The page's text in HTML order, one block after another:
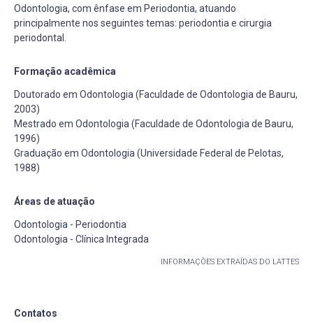
Odontologia, com ênfase em Periodontia, atuando
principalmente nos seguintes temas: periodontia e cirurgia
periodontal.
Formação acadêmica
Doutorado em Odontologia (Faculdade de Odontologia de Bauru,
2003)
Mestrado em Odontologia (Faculdade de Odontologia de Bauru,
1996)
Graduação em Odontologia (Universidade Federal de Pelotas,
1988)
Áreas de atuação
Odontologia - Periodontia
Odontologia - Clínica Integrada
INFORMAÇÕES EXTRAÍDAS DO LATTES
Contatos